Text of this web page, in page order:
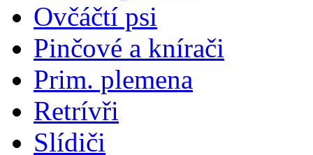
Ovčáčtí psi
Pinčové a knírači
Prim. plemena
Retrívři
Slídiči